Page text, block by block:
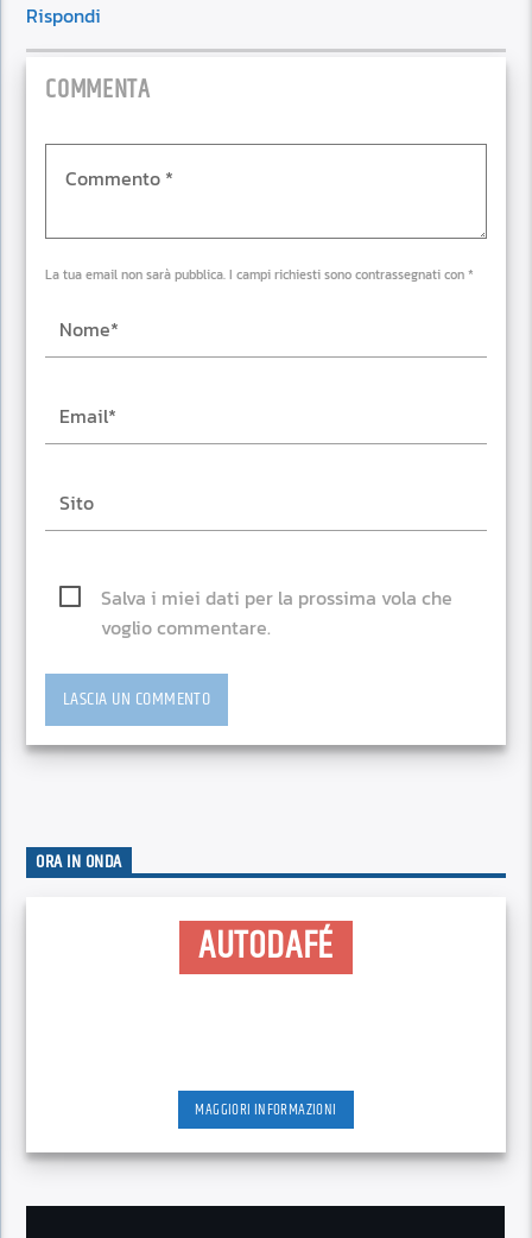
Rispondi
COMMENTA
La tua email non sarà pubblica. I campi richiesti sono contrassegnati con *
Salva i miei dati per la prossima vola che
voglio commentare.
ORA IN ONDA
AUTODAFÉ
MAGGIORI INFORMAZIONI